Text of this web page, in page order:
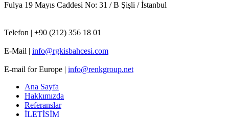
Fulya 19 Mayıs Caddesi No: 31 / B Şişli / İstanbul
Telefon | +90 (212) 356 18 01
E-Mail | info@rgkisbahcesi.com
E-mail for Europe | info@renkgroup.net
Ana Sayfa
Hakkımızda
Referanslar
İLETİŞİM